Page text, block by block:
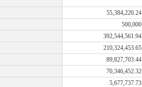
55,384,220.24
500,000
392,544,561.94
210,324,453.65
89,827,703.44
70,346,452.32
5,677,737.73